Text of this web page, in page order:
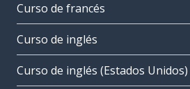
Curso de francés
Curso de inglés
Curso de inglés (Estados Unidos)